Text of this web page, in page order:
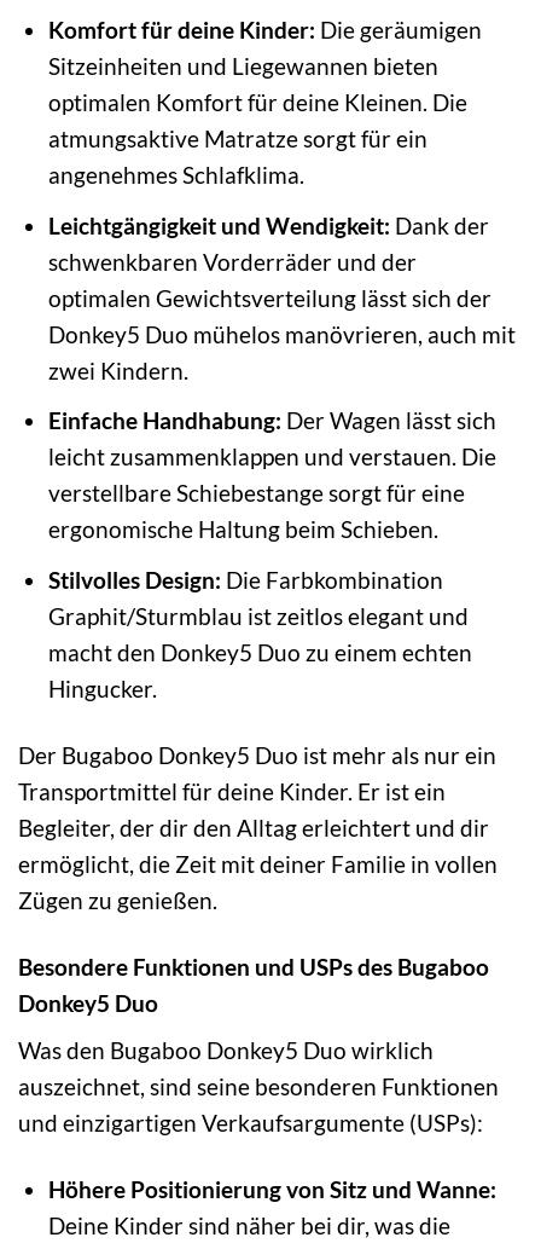
Komfort für deine Kinder: Die geräumigen
Sitzeinheiten und Liegewannen bieten
optimalen Komfort für deine Kleinen. Die
atmungsaktive Matratze sorgt für ein
angenehmes Schlafklima.
Leichtgängigkeit und Wendigkeit: Dank der
schwenkbaren Vorderräder und der
optimalen Gewichtsverteilung lässt sich der
Donkey5 Duo mühelos manövrieren, auch mit
zwei Kindern.
Einfache Handhabung: Der Wagen lässt sich
leicht zusammenklappen und verstauen. Die
verstellbare Schiebestange sorgt für eine
ergonomische Haltung beim Schieben.
Stilvolles Design: Die Farbkombination
Graphit/Sturmblau ist zeitlos elegant und
macht den Donkey5 Duo zu einem echten
Hingucker.
Der Bugaboo Donkey5 Duo ist mehr als nur ein
Transportmittel für deine Kinder. Er ist ein
Begleiter, der dir den Alltag erleichtert und dir
ermöglicht, die Zeit mit deiner Familie in vollen
Zügen zu genießen.
Besondere Funktionen und USPs des Bugaboo
Donkey5 Duo
Was den Bugaboo Donkey5 Duo wirklich
auszeichnet, sind seine besonderen Funktionen
und einzigartigen Verkaufsargumente (USPs):
Höhere Positionierung von Sitz und Wanne:
Deine Kinder sind näher bei dir, was die